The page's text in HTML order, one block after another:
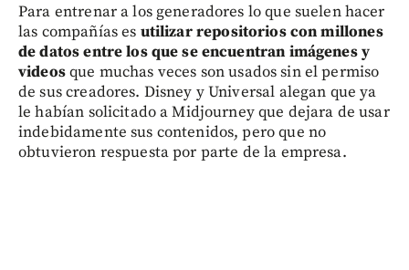
Para entrenar a los generadores lo que suelen hacer
las compañías es utilizar repositorios con millones
de datos entre los que se encuentran imágenes y
videosque muchas veces son usados sin el permiso
de sus creadores. Disney y Universal alegan que ya
le habían solicitado a Midjourney que dejara de usar
indebidamente sus contenidos, pero que no
obtuvieron respuesta por parte de la empresa.